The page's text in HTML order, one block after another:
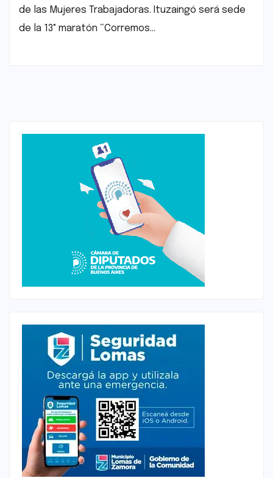
de las Mujeres Trabajadoras. Ituzaingó será sede
de la 13° maratón “Corremos…